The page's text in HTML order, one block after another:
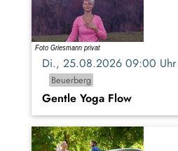
Di., 25.08.2026 09:00 Uhr
Beuerberg
Gentle Yoga Flow